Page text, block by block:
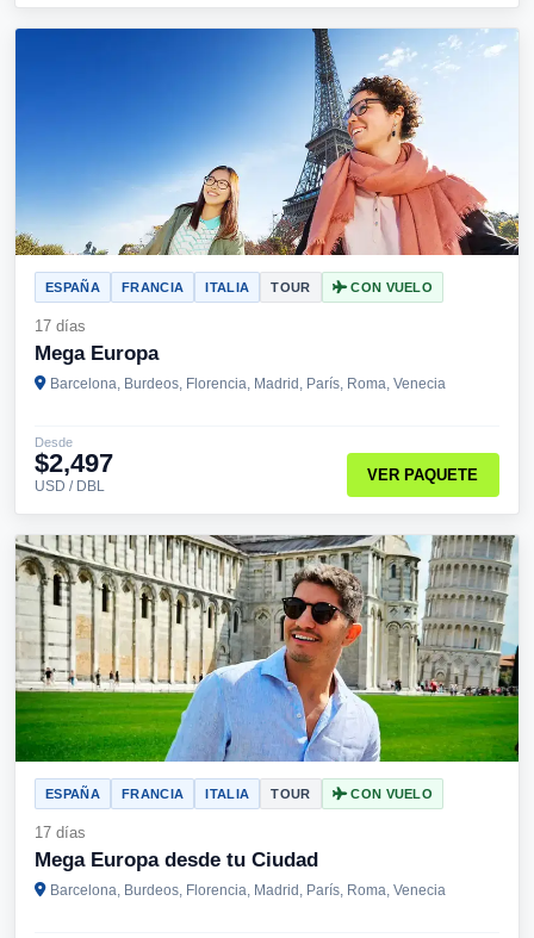
ESPAÑA FRANCIA ITALIA TOUR CON VUELO
17 días
Mega Europa
Barcelona, Burdeos, Florencia, Madrid, París, Roma, Venecia
Desde
$2,497
USD / DBL
VER PAQUETE
ESPAÑA FRANCIA ITALIA TOUR CON VUELO
17 días
Mega Europa desde tu Ciudad
Barcelona, Burdeos, Florencia, Madrid, París, Roma, Venecia